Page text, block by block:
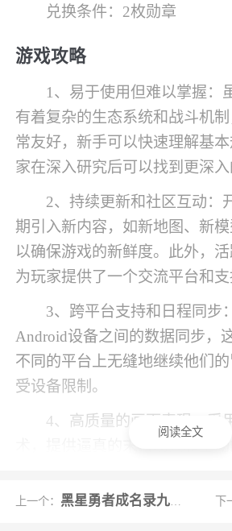
兑换条件：2枚勋章
游戏攻略
1、易于使用但难以掌握：
有着复杂的生态系统和战斗机
常友好，新手可以快速理解基
家在深入研究后可以找到更深入
2、持续更新和社区互动：
期引入新内容，如新地图、新模
以确保游戏的新鲜度。此外，
为玩家提供了一个交流平台和支
3、跨平台支持和日程同步
Android设备之间的数据同步，
不同的平台上无缝地继续他们
受设备限制。
4、高质量的画面表现：采
阅读全文
上一个： 黑星勇者成名录九游版 下